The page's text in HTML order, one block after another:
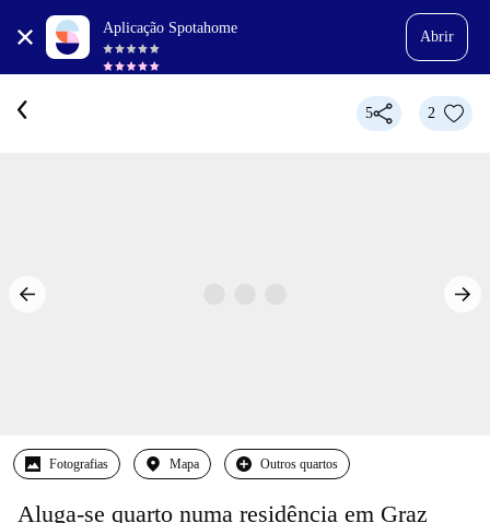
Aplicação Spotahome
Abrir
5 2
Fotografias Mapa Outros quartos
Aluga-se quarto numa residência em Graz